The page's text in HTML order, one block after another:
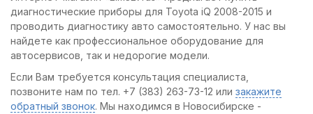
диагностические приборы для Toyota iQ 2008-2015 и
проводить диагностику авто самостоятельно. У нас вы
найдете как профессиональное оборудование для
автосервисов, так и недорогие модели.
Если Вам требуется консультация специалиста,
позвоните нам по тел. +7 (383) 263-73-12 или закажите
обратный звонок. Мы находимся в Новосибирске -